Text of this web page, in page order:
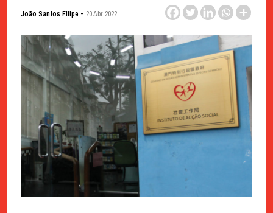
João Santos Filipe - 20 Abr 2022